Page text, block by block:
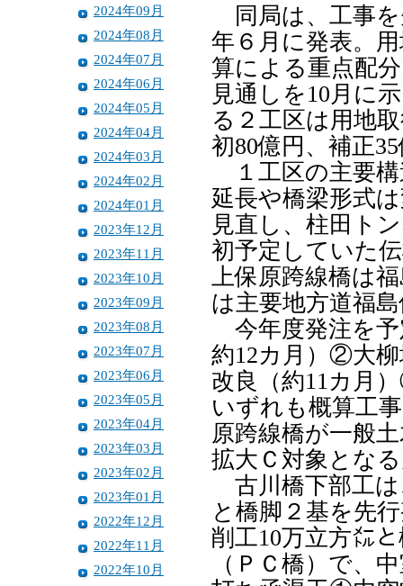
2024年09月
2024年08月
2024年07月
2024年06月
2024年05月
2024年04月
2024年03月
2024年02月
2024年01月
2023年12月
2023年11月
2023年10月
2023年09月
2023年08月
2023年07月
2023年06月
2023年05月
2023年04月
2023年03月
2023年02月
2023年01月
2022年12月
2022年11月
2022年10月
同局は、工事を
年６月に発表。
算による重点配
見通しを10月に
る２工区は用地
初80億円、補正
１工区の主要構
延長や橋梁形式
見直し、柱田ト
初予定していた
上保原跨線橋は
は主要地方道福
今年度発注を
約12カ月）②大
改良（約11カ月
いずれも概算工
原跨線橋が一般
拡大Ｃ対象とな
古川橋下部工は
と橋脚２基を先
削工10万立方㍍
（ＰＣ橋）で、